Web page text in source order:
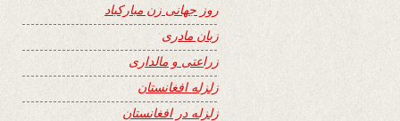
روز جهانی زن مبارکباد
زبان مادری
زراعتی و مالداری
زلزله افغانستان
زلزله در افغانستان